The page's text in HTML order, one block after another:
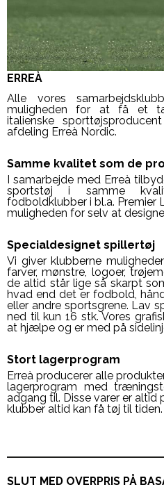
ERREÀ
Alle vores
muligheden for at få et
italienske sporttøjsproducent
afdeling Erreà Nordic.
Samme kvalitet som de
I samarbejde med Erreà
sportstøj i samme
fodboldklubber i bl.a. Premier
muligheden for selv at
Specialdesignet spillertøj
Vi giver klubberne
farver, mønstre, logoer,
de altid står lige så skarpt
hvad end det er fodbold,
eller andre sportsgrene. Lav
ned til kun 16 stk. Vores
at hjælpe og er med på
Stort lagerprogram
Erreà producerer alle
lagerprogram med
adgang til. Disse varer er altid
klubber altid kan få tøj til tiden.
SLUT MED OVERPRIS PÅ